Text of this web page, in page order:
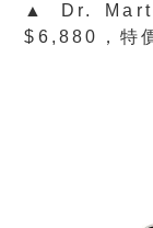
▲ Dr.
$6,880，特